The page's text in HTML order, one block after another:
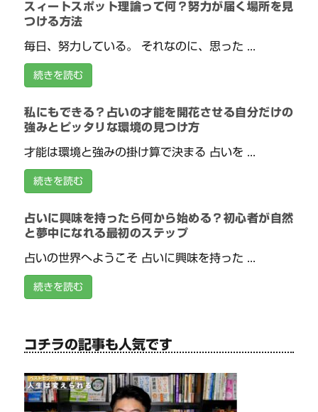
スィートスポット理論って何？努力が届く場所を見
つける方法
毎日、努力している。 それなのに、思った ...
続きを読む
私にもできる？占いの才能を開花させる自分だけの
強みとピッタリな環境の見つけ方
才能は環境と強みの掛け算で決まる 占いを ...
続きを読む
占いに興味を持ったら何から始める？初心者が自然
と夢中になれる最初のステップ
占いの世界へようこそ 占いに興味を持った ...
続きを読む
コチラの記事も人気です